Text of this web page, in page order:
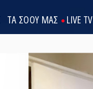
ΤΑ ΣΟΟΥ ΜΑΣ LIVE TV